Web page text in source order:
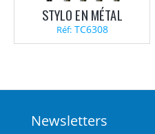
STYLO EN MÉTAL
Réf:TC6308
Newsletters